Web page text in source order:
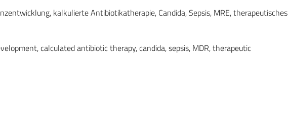
kalkulierte Antibiotikatherapie, Candida, Sepsis, MRE, therapeutisches
calculated antibiotic therapy, candida, sepsis, MDR, therapeutic